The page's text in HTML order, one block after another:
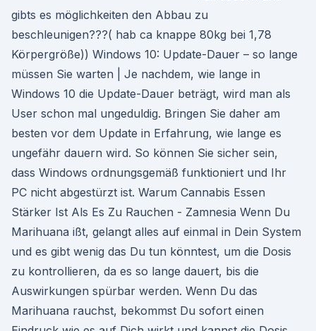
gibts es möglichkeiten den Abbau zu
beschleunigen???( hab ca knappe 80kg bei 1,78
Körpergröße)) Windows 10: Update-Dauer – so lange
müssen Sie warten | Je nachdem, wie lange in
Windows 10 die Update-Dauer beträgt, wird man als
User schon mal ungeduldig. Bringen Sie daher am
besten vor dem Update in Erfahrung, wie lange es
ungefähr dauern wird. So können Sie sicher sein,
dass Windows ordnungsgemäß funktioniert und Ihr
PC nicht abgestürzt ist. Warum Cannabis Essen
Stärker Ist Als Es Zu Rauchen - Zamnesia Wenn Du
Marihuana ißt, gelangt alles auf einmal in Dein System
und es gibt wenig das Du tun könntest, um die Dosis
zu kontrollieren, da es so lange dauert, bis die
Auswirkungen spürbar werden. Wenn Du das
Marihuana rauchst, bekommst Du sofort einen